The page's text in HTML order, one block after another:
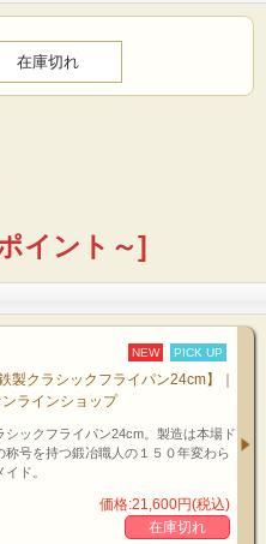
作る鉄フライパン
心地に工場を構え、155年以来の技
ライパンを作り続けています。
ため、年間を通して生産できる個数
はごくわずかで、このフライパンの
べ、蓄熱性が高く（保温性に富む）食材
ど油も馴染み、より美味しく調理でき風
在庫切れ
イント～]
NEW PICK UP
製クラシックフライパン24cm】｜
ラインショップ
シックフライパン24cm。製造は本場ド
称号を持つ鍛冶職人の１５０年変わら
ド。
価格:21,600円(税込)
在庫切れ